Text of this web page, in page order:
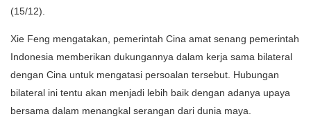
(15/12).
Xie Feng mengatakan, pemerintah Cina amat senang pemerintah
Indonesia memberikan dukungannya dalam kerja sama bilateral
dengan Cina untuk mengatasi persoalan tersebut. Hubungan
bilateral ini tentu akan menjadi lebih baik dengan adanya upaya
bersama dalam menangkal serangan dari dunia maya.